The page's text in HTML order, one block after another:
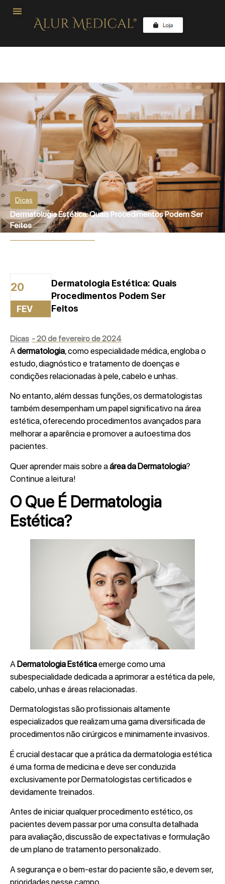
Dicas
Dermatologia Estética: Quais Procedimentos Podem Ser
Feitos
20
FEV
Dermatologia Estética: Quais
Procedimentos Podem Ser
Feitos
Dicas -20 de fevereiro de 2024
Adermatologia, como especialidade médica, engloba o
estudo, diagnóstico e tratamento de doenças e
condições relacionadas à pele, cabelo e unhas.
No entanto, além dessas funções, os dermatologistas
também desempenham um papel significativo na área
estética, oferecendo procedimentos avançados para
melhorar a aparência e promover a autoestima dos
pacientes.
Quer aprender mais sobre aárea da Dermatologia?
Continue a leitura!
O Que É Dermatologia
Estética?
ADermatologia Estéticaemerge como uma
subespecialidade dedicada a aprimorar a estética da pele,
cabelo, unhas e áreas relacionadas.
Dermatologistas são profissionais altamente
especializados que realizam uma gama diversificada de
procedimentos não cirúrgicos e minimamente invasivos.
É crucial destacar que a prática da dermatologia estética
é uma forma de medicina e deve ser conduzida
exclusivamente por Dermatologistas certificados e
devidamente treinados.
Antes de iniciar qualquer procedimento estético, os
pacientes devem passar por uma consulta detalhada
para avaliação, discussão de expectativas e formulação
de um plano de tratamento personalizado.
A segurança e o bem-estar do paciente são, e devem ser,
prioridades nesse campo.